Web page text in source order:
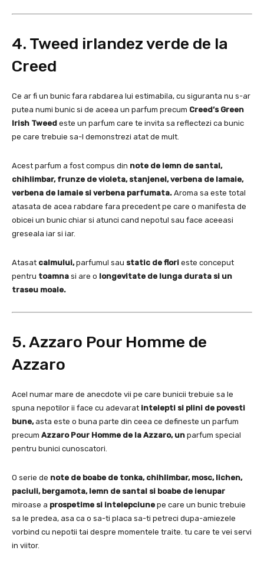
4. Tweed irlandez verde de la
Creed
Ce ar fi un bunic fara rabdarea lui estimabila, cu siguranta nu s-ar
putea numi bunic si de aceea un parfum precum Creed’s Green
Irish Tweed este un parfum care te invita sa reflectezi ca bunic
pe care trebuie sa-l demonstrezi atat de mult.
Acest parfum a fost compus din note de lemn de santal,
chihlimbar, frunze de violeta, stanjenel, verbena de lamaie,
verbena de lamaie si verbena parfumata. Aroma sa este total
atasata de acea rabdare fara precedent pe care o manifesta de
obicei un bunic chiar si atunci cand nepotul sau face aceeasi
greseala iar si iar.
Atasat calmului,parfumul sau static de flori este conceput
pentru toamna si are o longevitate de lunga durata si un
traseu moale.
5. Azzaro Pour Homme de
Azzaro
Acel numar mare de anecdote vii pe care bunicii trebuie sa le
spuna nepotilor ii face cu adevarat intelepti si plini de povesti
bune,asta este o buna parte din ceea ce defineste un parfum
precum Azzaro Pour Homme de la Azzaro, un parfum special
pentru bunici cunoscatori.
O serie de note de boabe de tonka, chihlimbar, mosc, lichen,
paciuli, bergamota, lemn de santal si boabe de ienupar
miroase a prospetime si intelepciune pe care un bunic trebuie
sa le predea, asa ca o sa-ti placa sa-ti petreci dupa-amiezele
vorbind cu nepotii tai despre momentele traite. tu care te vei servi
in viitor.